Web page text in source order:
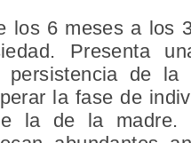
los 6 meses a los
Presenta
de la
la fase de
la de la madre.